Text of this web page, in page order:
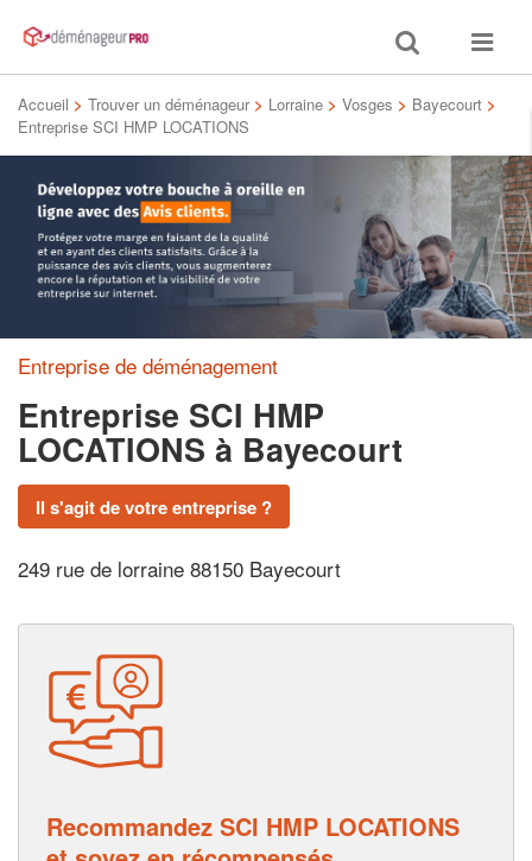
Toggle
search
Toggle
Accueil > Trouver un déménageur > Lorraine > Vosges > Bayecourt >
Entreprise SCI HMP LOCATIONS
Entreprise de déménagement
Entreprise SCI HMP
LOCATIONS à Bayecourt
Il s'agit de votre entreprise ?
249 rue de lorraine 88150 Bayecourt
Recommandez SCI HMP LOCATIONS